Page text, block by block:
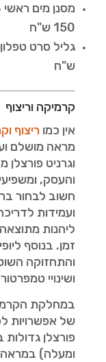
150 ש"ח
ש"ח
קרמיקה וריצוף
אין כמו ריצוף
מראה מושלם
וגרניט
והעסק,
חשוב לבחור
ועמידות
ליהנות
זמן. בנוסף
והתחזוקה
ושינויי
במחלקת
של אפשרויות
ומעלה) במראה